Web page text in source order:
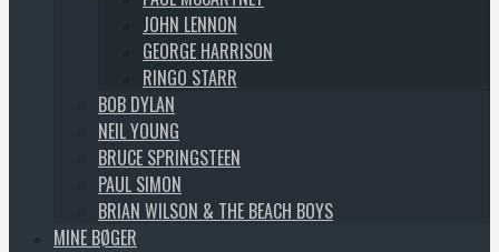
JOHN LENNON
GEORGE HARRISON
RINGO STARR
BOB DYLAN
NEIL YOUNG
BRUCE SPRINGSTEEN
PAUL SIMON
BRIAN WILSON & THE BEACH BOYS
MINE BØGER